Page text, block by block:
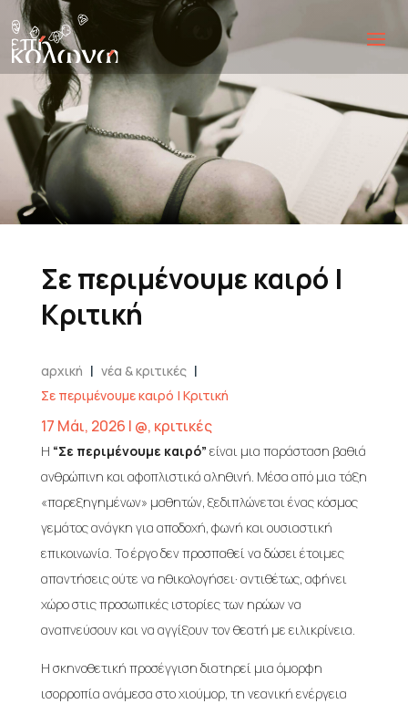
Σε περιμένουμε καιρό |
Κριτική
αρχική | νέα & κριτικές |
Σε περιμένουμε καιρό | Κριτική
17 Μάι, 2026 | @, κριτικές
Η “Σε περιμένουμε καιρό” είναι μια παράσταση βαθιά
ανθρώπινη και αφοπλιστικά αληθινή. Μέσα από μια τάξη
«παρεξηγημένων» μαθητών, ξεδιπλώνεται ένας κόσμος
γεμάτος ανάγκη για αποδοχή, φωνή και ουσιαστική
επικοινωνία. Το έργο δεν προσπαθεί να δώσει έτοιμες
απαντήσεις ούτε να ηθικολογήσει· αντιθέτως, αφήνει
χώρο στις προσωπικές ιστορίες των ηρώων να
αναπνεύσουν και να αγγίξουν τον θεατή με ειλικρίνεια.
Η σκηνοθετική προσέγγιση διατηρεί μια όμορφη
ισορροπία ανάμεσα στο χιούμορ, τη νεανική ενέργεια